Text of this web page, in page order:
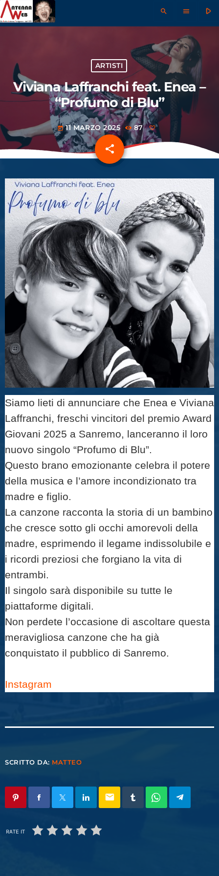
search menu play_arrow
ARTISTI
Viviana Laffranchi feat. Enea –
“Profumo di Blu”
today 11 MARZO 2025 87
share
email
Siamo lieti di annunciare che Enea e Viviana
Laffranchi, freschi vincitori del premio Award
Giovani 2025 a Sanremo, lanceranno il loro
nuovo singolo “Profumo di Blu”.
Questo brano emozionante celebra il potere
della musica e l’amore incondizionato tra
madre e figlio.
La canzone racconta la storia di un bambino
che cresce sotto gli occhi amorevoli della
madre, esprimendo il legame indissolubile e
i ricordi preziosi che forgiano la vita di
entrambi.
Il singolo sarà disponibile su tutte le
piattaforme digitali.
Non perdete l’occasione di ascoltare questa
meravigliosa canzone che ha già
conquistato il pubblico di Sanremo.
Instagram
SCRITTO DA: MATTEO
email
RATE IT